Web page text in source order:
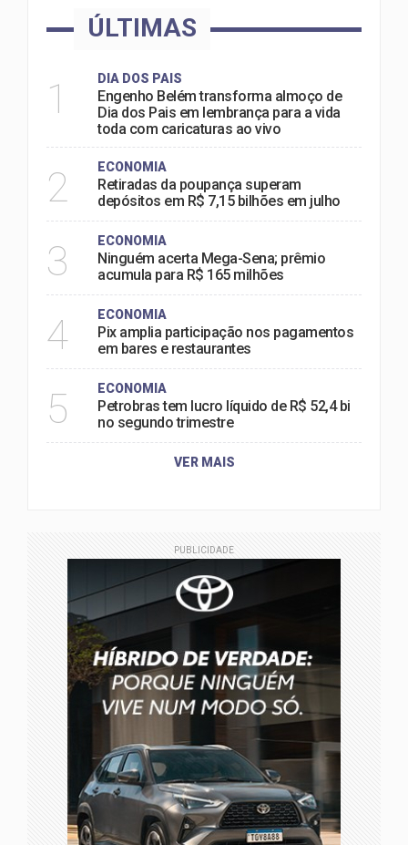
ÚLTIMAS
1 DIA DOS PAIS
Engenho Belém transforma almoço de
Dia dos Pais em lembrança para a vida
toda com caricaturas ao vivo
2 ECONOMIA
Retiradas da poupança superam
depósitos em R$ 7,15 bilhões em julho
3 ECONOMIA
Ninguém acerta Mega-Sena; prêmio
acumula para R$ 165 milhões
4 ECONOMIA
Pix amplia participação nos pagamentos
em bares e restaurantes
5 ECONOMIA
Petrobras tem lucro líquido de R$ 52,4 bi
no segundo trimestre
VER MAIS
PUBLICIDADE